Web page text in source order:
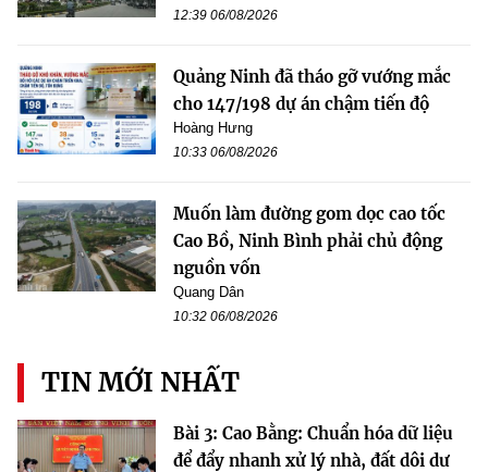
12:39 06/08/2026
Quảng Ninh đã tháo gỡ vướng mắc
cho 147/198 dự án chậm tiến độ
Hoàng Hưng
10:33 06/08/2026
Muốn làm đường gom dọc cao tốc
Cao Bồ, Ninh Bình phải chủ động
nguồn vốn
Quang Dân
10:32 06/08/2026
TIN MỚI NHẤT
Bài 3: Cao Bằng: Chuẩn hóa dữ liệu
để đẩy nhanh xử lý nhà, đất dôi dư